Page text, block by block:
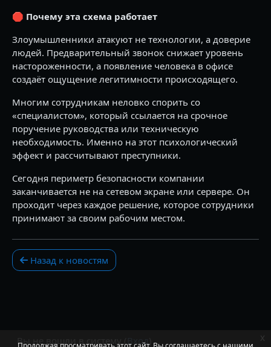
x
🛑 Почему эта схема работает
Злоумышленники атакуют не технологии, а доверие
людей. Предварительный звонок снижает уровень
настороженности, а появление человека в офисе
создаёт ощущение легитимности происходящего.
Многим сотрудникам неловко спорить со
«специалистом», который ссылается на срочное
поручение руководства или техническую
необходимость. Именно на этот психологический
эффект и рассчитывают преступники.
Сегодня периметр безопасности компании
заканчивается не на сетевом экране или сервере. Он
проходит через каждое решение, которое сотрудники
принимают за своим рабочим местом.
Назад к новостям
Вы не вошли в систему ( Вход